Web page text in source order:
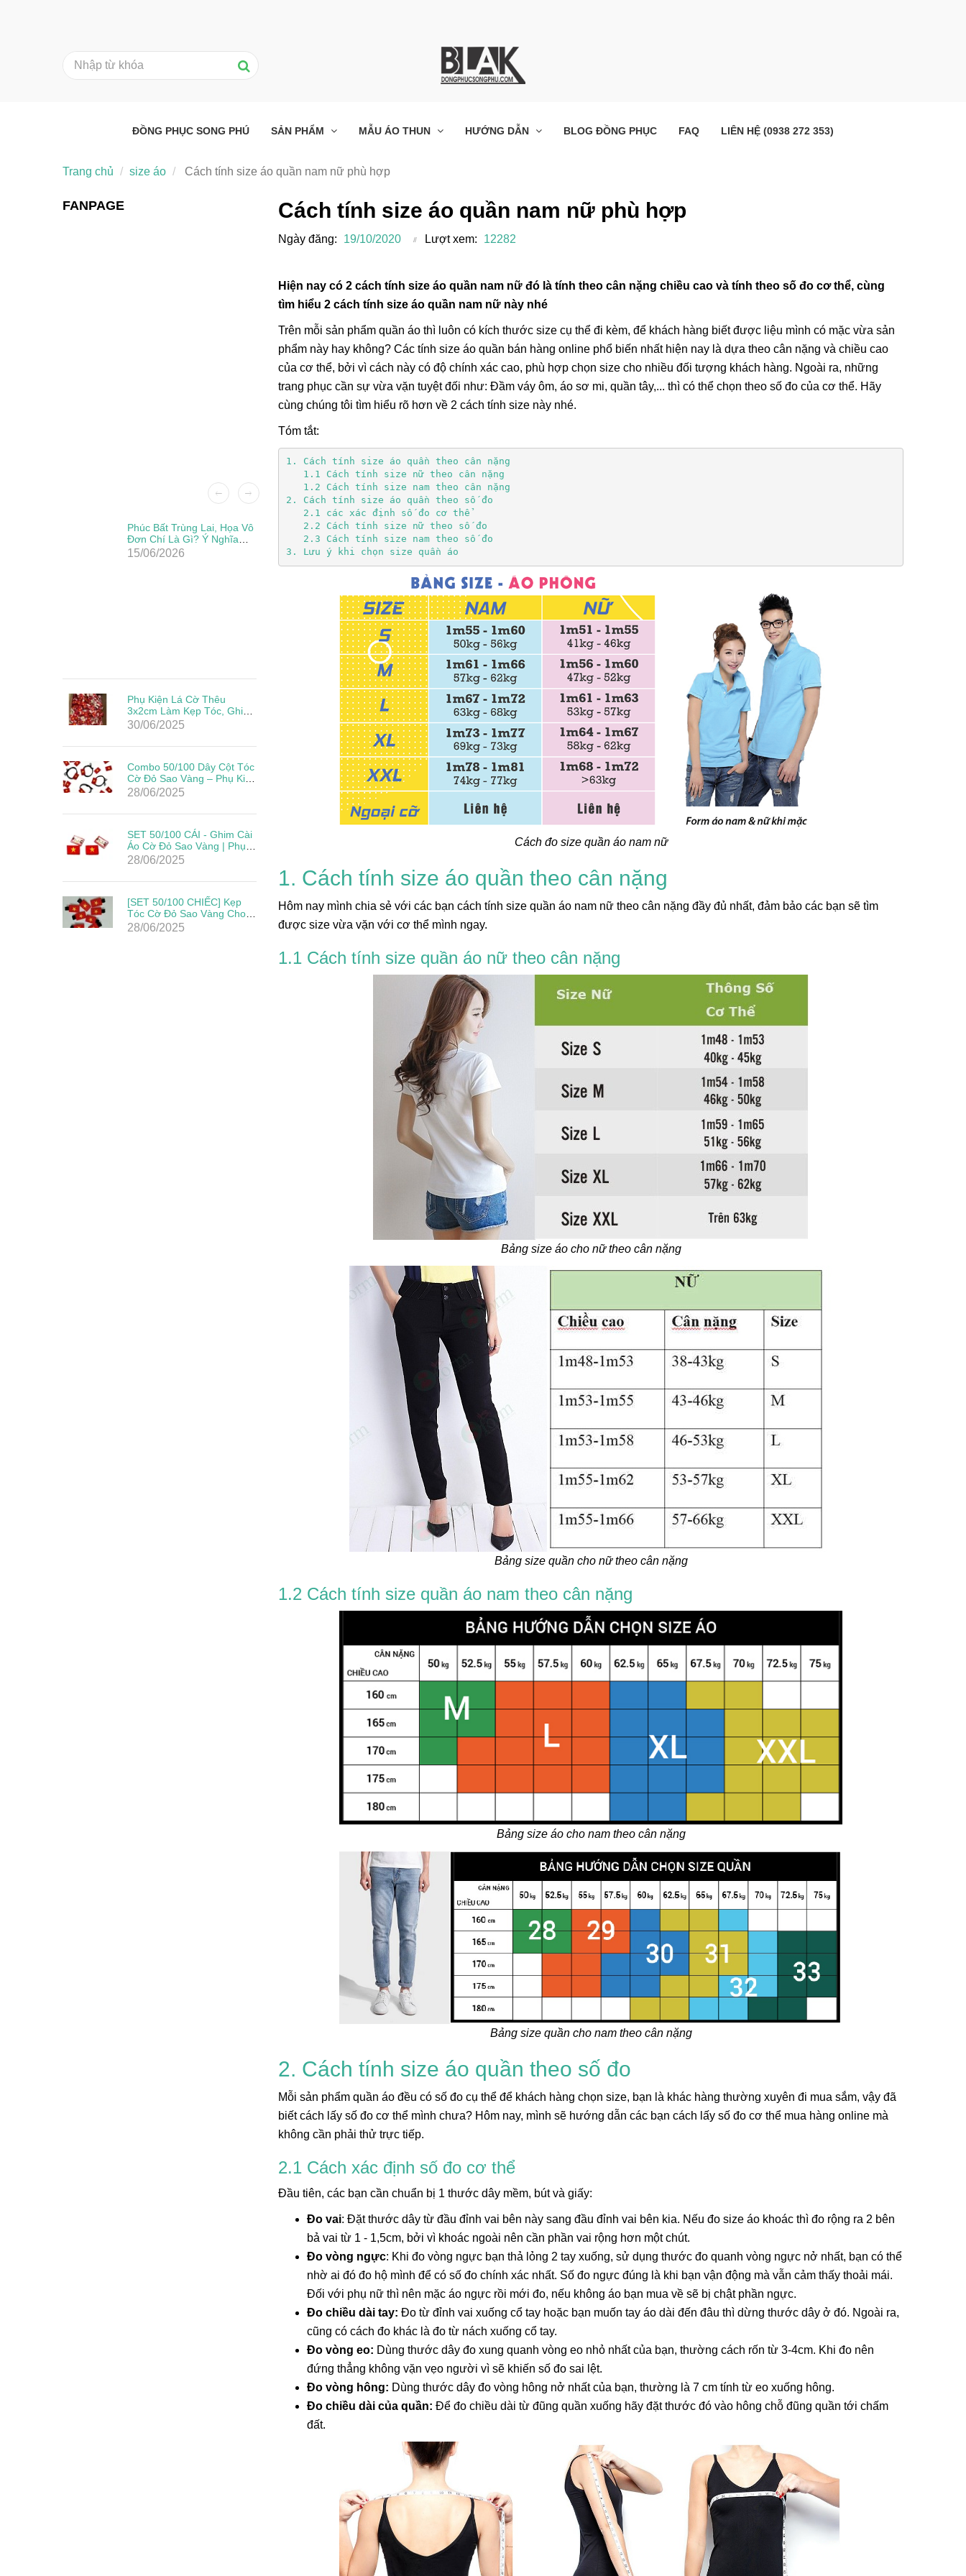
Cách tính size áo quần nam nữ phù hợp
Ngày đăng: 19/10/2020 Lượt xem: 12282
Hiện nay có 2 cách tính size áo quần nam nữ đó là tính theo cân nặng chiều cao và tính theo số đo cơ thể, cùng
tìm hiểu 2 cách tính size áo quần nam nữ này nhé
Trên mỗi sản phẩm quần áo thì luôn có kích thước size cụ thể đi kèm, để khách hàng biết được liệu mình có mặc vừa sản
phẩm này hay không? Các tính size áo quần bán hàng online phổ biến nhất hiện nay là dựa theo cân nặng và chiều cao
của cơ thể, bởi vì cách này có độ chính xác cao, phù hợp chọn size cho nhiều đối tượng khách hàng. Ngoài ra, những
trang phục cần sự vừa vặn tuyệt đối như: Đầm váy ôm, áo sơ mi, quần tây,... thì có thể chọn theo số đo của cơ thể. Hãy
cùng chúng tôi tìm hiểu rõ hơn về 2 cách tính size này nhé.
Tóm tắt:
1. Cách tính size áo quần theo cân nặng
   1.1 Cách tính size nữ theo cân nặng
   1.2 Cách tính size nam theo cân nặng
2. Cách tính size áo quần theo số đo
   2.1 các xác định số đo cơ thể
   2.2 Cách tính size nữ theo số đo
   2.3 Cách tính size nam theo số đo
3. Lưu ý khi chọn size quần áo
Cách đo size quần áo nam nữ
1. Cách tính size áo quần theo cân nặng
Hôm nay mình chia sẻ với các bạn cách tính size quần áo nam nữ theo cân nặng đầy đủ nhất, đảm bảo các bạn sẽ tìm
được size vừa vặn với cơ thể mình ngay.
1.1 Cách tính size quần áo nữ theo cân nặng
Bảng size áo cho nữ theo cân nặng
Bảng size quần cho nữ theo cân nặng
1.2 Cách tính size quần áo nam theo cân nặng
Bảng size áo cho nam theo cân nặng
Bảng size quần cho nam theo cân nặng
2. Cách tính size áo quần theo số đo
Mỗi sản phẩm quần áo đều có số đo cụ thể để khách hàng chọn size, bạn là khác hàng thường xuyên đi mua sắm, vậy đã
biết cách lấy số đo cơ thể mình chưa? Hôm nay, mình sẽ hướng dẫn các bạn cách lấy số đo cơ thể mua hàng online mà
không cần phải thử trực tiếp.
2.1 Cách xác định số đo cơ thể
Đầu tiên, các bạn cần chuẩn bị 1 thước dây mềm, bút và giấy:
Đo vai: Đặt thước dây từ đầu đỉnh vai bên này sang đầu đỉnh vai bên kia. Nếu đo size áo khoác thì đo rộng ra 2 bên
bả vai từ 1 - 1,5cm, bởi vì khoác ngoài nên cần phần vai rộng hơn một chút.
Đo vòng ngực: Khi đo vòng ngực bạn thả lỏng 2 tay xuống, sử dụng thước đo quanh vòng ngực nở nhất, bạn có thể
nhờ ai đó đo hộ mình để có số đo chính xác nhất. Số đo ngực đúng là khi bạn vận động mà vẫn cảm thấy thoải mái.
Đối với phụ nữ thì nên mặc áo ngực rồi mới đo, nếu không áo bạn mua về sẽ bị chật phần ngực.
Đo chiều dài tay: Đo từ đỉnh vai xuống cổ tay hoặc bạn muốn tay áo dài đến đâu thì dừng thước dây ở đó. Ngoài ra,
cũng có cách đo khác là đo từ nách xuống cổ tay.
Đo vòng eo: Dùng thước dây đo xung quanh vòng eo nhỏ nhất của bạn, thường cách rốn từ 3-4cm. Khi đo nên
đứng thẳng không vặn vẹo người vì sẽ khiến số đo sai lệt.
Đo vòng hông: Dùng thước dây đo vòng hông nở nhất của bạn, thường là 7 cm tính từ eo xuống hông.
Đo chiều dài của quần: Để đo chiều dài từ đũng quần xuống hãy đặt thước đó vào hông chỗ đũng quần tới chấm
đất.
FANPAGE
Phúc Bất Trùng Lai, Họa Vô
Đơn Chí Là Gì? Ý Nghĩa
Thực Sự Của Câu Thành
15/06/2026
Phụ Kiện Lá Cờ Thêu
3x2cm Làm Kẹp Tóc, Ghim
Cài Đẹp Giá Rẻ Mừng Lễ
30/06/2025
Combo 50/100 Dây Cột Tóc
Cờ Đỏ Sao Vàng – Phụ Kiện
Yêu Nước Cho Mẹ & Bé
28/06/2025
SET 50/100 CÁI - Ghim Cài
Áo Cờ Đỏ Sao Vàng | Phụ
Kiện Yêu Nước Cho Ngày
28/06/2025
[SET 50/100 CHIẾC] Kẹp
Tóc Cờ Đỏ Sao Vàng Cho
Bé – Phụ Kiện Mừng Quốc
28/06/2025
Lá Cờ Thêu Mini – Patch Ủi
Quốc Kỳ Việt Nam Đẹp, Sắc
Nét
26/06/2025
Phụ Kiện Lá Cờ Thêu
3x2cm Làm Kẹp Tóc, Ghim
Cài Đẹp Giá Rẻ Mừng Lễ
Quốc Khánh
30/06/2025
Combo 50/100 Dây Cột Tóc
Cờ Đỏ Sao Vàng – Phụ Kiện
Yêu Nước Cho Mẹ & Bé
Mừng Quốc Khánh 2/9
28/06/2025
SET 50/100 CÁI - Ghim Cài
Áo Cờ Đỏ Sao Vàng | Phụ
[SET 50/100 CHIẾC] Kẹp
Tóc Cờ Đỏ Sao Vàng Cho
ĐỒNG PHỤC SONG PHÚ SẢN PHẨM MẪU ÁO THUN HƯỚNG DẪN BLOG ĐỒNG PHỤC FAQ LIÊN HỆ (0938 272 353)
Trang chủ size áo Cách tính size áo quần nam nữ phù hợp